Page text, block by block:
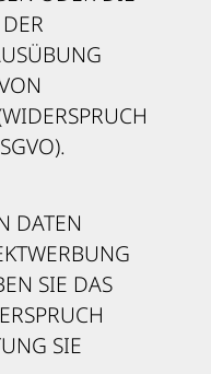
DATEN
SIE DAS
SIE